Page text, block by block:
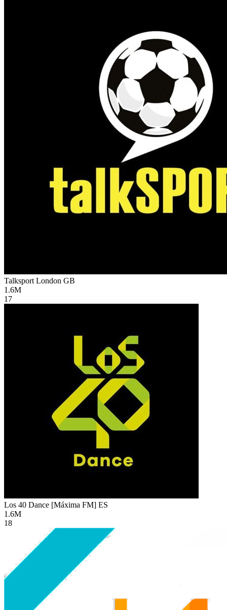
Talksport London GB
1.6M
17
Los 40 Dance [Máxima FM] ES
1.6M
18